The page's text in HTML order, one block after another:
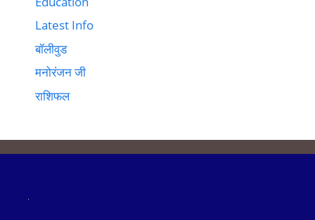
Latest Info
बॉलीवुड
मनोरंजन जी
राशिफल